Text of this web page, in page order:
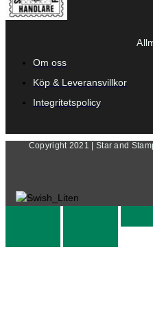
Om oss
Köp & Leveransvillkor
Integritetspolicy
Copyright 2021 | Star and